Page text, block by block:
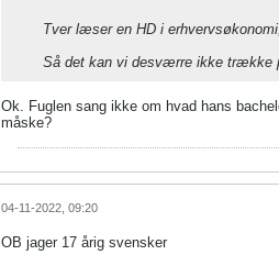
Tver læser en HD i
Så det kan vi desværre ikke trække
Ok. Fuglen sang ikke om hvad hans
måske?
04-11-2022, 09:20
OB jager 17 årig svensker